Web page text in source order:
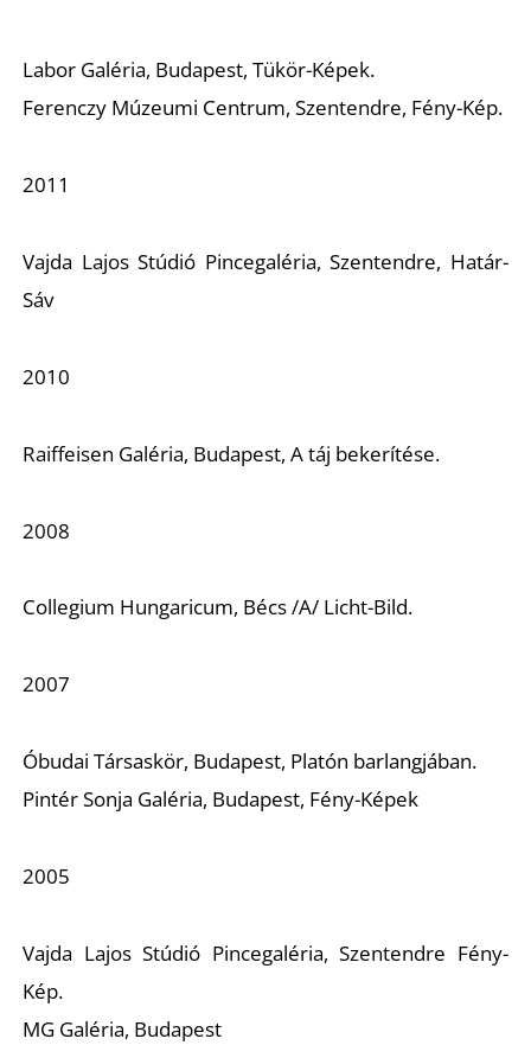
Labor Galéria, Budapest, Tükör-Képek.
Ferenczy Múzeumi Centrum, Szentendre, Fény-Kép.
2011
Vajda Lajos Stúdió Pincegaléria, Szentendre, Határ-
Sáv
2010
Raiffeisen Galéria, Budapest, A táj bekerítése.
2008
Collegium Hungaricum, Bécs /A/ Licht-Bild.
2007
Óbudai Társaskör, Budapest, Platón barlangjában.
Pintér Sonja Galéria, Budapest, Fény-Képek
2005
Vajda Lajos Stúdió Pincegaléria, Szentendre Fény-
Kép.
MG Galéria, Budapest